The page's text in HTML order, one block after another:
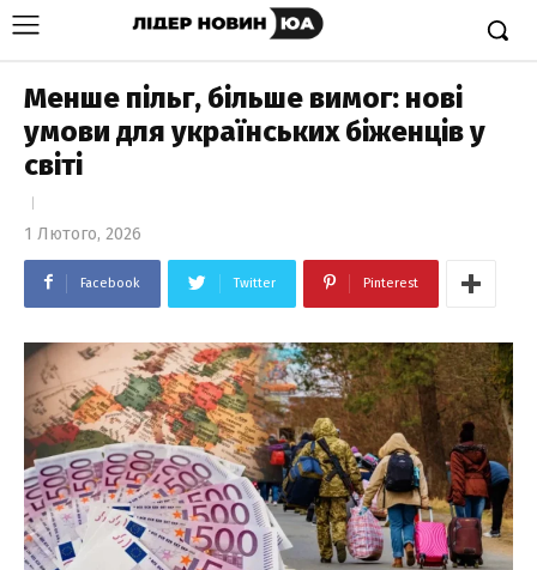
Менше пільг, більше вимог: нові
умови для українських біженців у
світі
1 Лютого, 2026
Facebook Twitter Pinterest